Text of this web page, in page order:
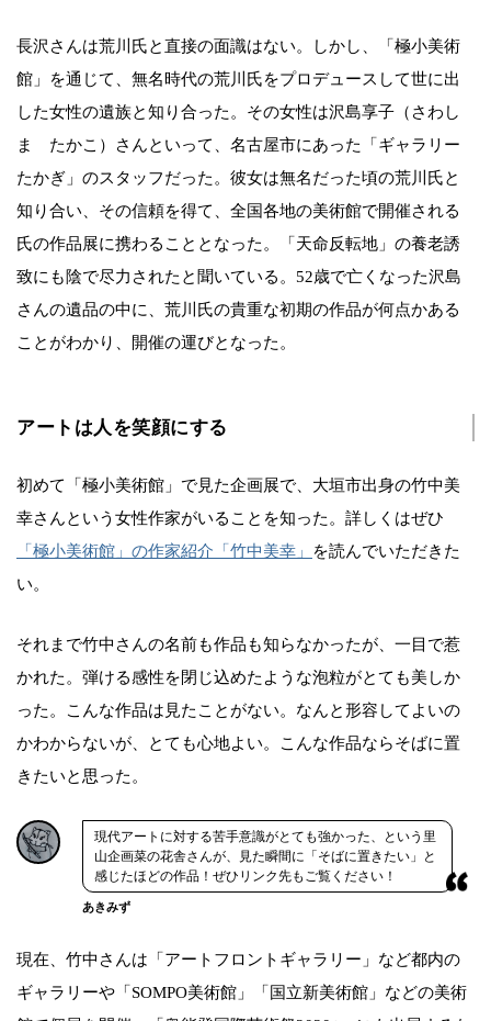
長沢さんは荒川氏と直接の面識はない。しかし、「極小美術
館」を通じて、無名時代の荒川氏をプロデュースして世に出
した女性の遺族と知り合った。その女性は沢島享子（さわし
ま たかこ）さんといって、名古屋市にあった「ギャラリー
たかぎ」のスタッフだった。彼女は無名だった頃の荒川氏と
知り合い、その信頼を得て、全国各地の美術館で開催される
氏の作品展に携わることとなった。「天命反転地」の養老誘
致にも陰で尽力されたと聞いている。52歳で亡くなった沢島
さんの遺品の中に、荒川氏の貴重な初期の作品が何点かある
ことがわかり、開催の運びとなった。
アートは人を笑顔にする
初めて「極小美術館」で見た企画展で、大垣市出身の竹中美
幸さんという女性作家がいることを知った。詳しくはぜひ
「極小美術館」の作家紹介「竹中美幸」
を読んでいただきた
い。
それまで竹中さんの名前も作品も知らなかったが、一目で惹
かれた。弾ける感性を閉じ込めたような泡粒がとても美しか
った。こんな作品は見たことがない。なんと形容してよいの
かわからないが、とても心地よい。こんな作品ならそばに置
きたいと思った。
現代アートに対する苦手意識がとても強かった、という里
山企画菜の花舎さんが、見た瞬間に「そばに置きたい」と
感じたほどの作品！ぜひリンク先もご覧ください！
あきみず
現在、竹中さんは「アートフロントギャラリー」など都内の
ギャラリーや「SOMPO美術館」「国立新美術館」などの美術